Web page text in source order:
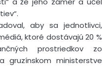
aby sa jednotlivci,
ktoré dostávajú 20 %
prostriedkov zo
gruzínskom ministerstve